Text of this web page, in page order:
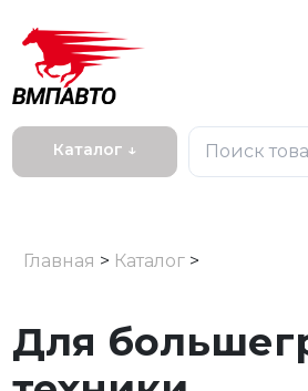
Каталог ↓
Главная > Каталог >
Для